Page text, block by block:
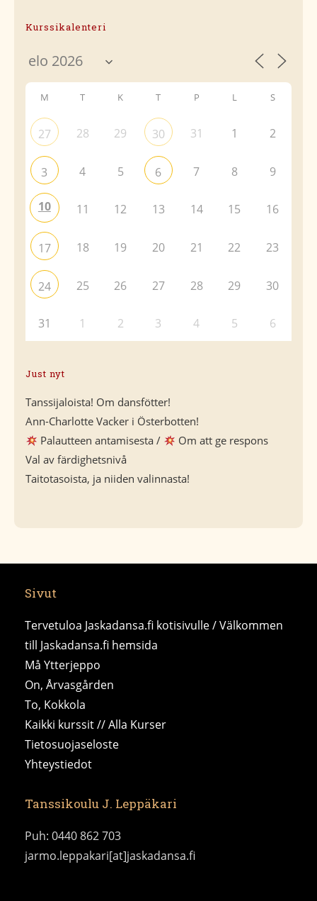
Kurssikalenteri
M T K T P L S
27 28 29 30 31 1 2
3 4 5 6 7 8 9
10 11 12 13 14 15 16
17 18 19 20 21 22 23
24 25 26 27 28 29 30
31 1 2 3 4 5 6
Just nyt
Tanssijaloista! Om dansfötter!
Ann-Charlotte Vacker i Österbotten!
Palautteen antamisesta /
Om att ge respons
Val av färdighetsnivå
Taitotasoista, ja niiden valinnasta!
Sivut
Tervetuloa Jaskadansa.fi kotisivulle / Välkommen
till Jaskadansa.fi hemsida
Må Ytterjeppo
On, Årvasgården
To, Kokkola
Kaikki kurssit // Alla Kurser
Tietosuojaseloste
Yhteystiedot
Tanssikoulu J. Leppäkari
Puh: 0440 862 703
jarmo.leppakari[at]jaskadansa.fi